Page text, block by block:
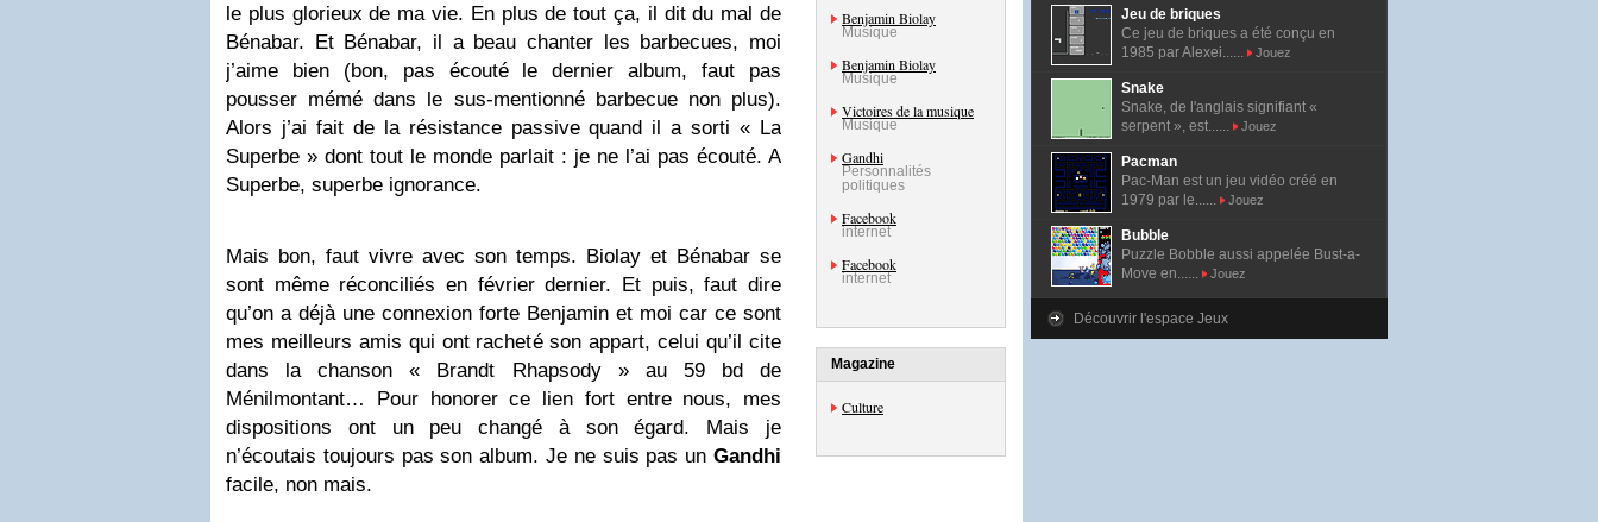
le plus glorieux de ma vie. En plus de tout ça, il dit du mal de
Bénabar. Et Bénabar, il a beau chanter les barbecues, moi
j’aime bien (bon, pas écouté le dernier album, faut pas
pousser mémé dans le sus-mentionné barbecue non plus).
Alors j’ai fait de la résistance passive quand il a sorti « La
Superbe » dont tout le monde parlait : je ne l’ai pas écouté. A
Superbe, superbe ignorance.
Mais bon, faut vivre avec son temps. Biolay et Bénabar se
sont même réconciliés en février dernier. Et puis, faut dire
qu’on a déjà une connexion forte Benjamin et moi car ce sont
mes meilleurs amis qui ont racheté son appart, celui qu’il cite
dans la chanson « Brandt Rhapsody » au 59 bd de
Ménilmontant… Pour honorer ce lien fort entre nous, mes
dispositions ont un peu changé à son égard. Mais je
n’écoutais toujours pas son album. Je ne suis pas un Gandhi
facile, non mais.
Benjamin Biolay
Musique
Benjamin Biolay
Musique
Victoires de la musique
Musique
Gandhi
Personnalités
politiques
Facebook
internet
Facebook
internet
Magazine
Culture
Jeu de briques
Ce jeu de briques a été conçu en
1985 par Alexei......
Jouez
Snake
Snake, de l'anglais signifiant «
serpent », est......
Jouez
Pacman
Pac-Man est un jeu vidéo créé en
1979 par le......
Jouez
Bubble
Puzzle Bobble aussi appelée Bust-a-
Move en......
Jouez
Découvrir l'espace Jeux